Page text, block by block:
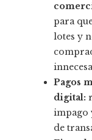
para
lotes y
Pagos
digital:
impago
de